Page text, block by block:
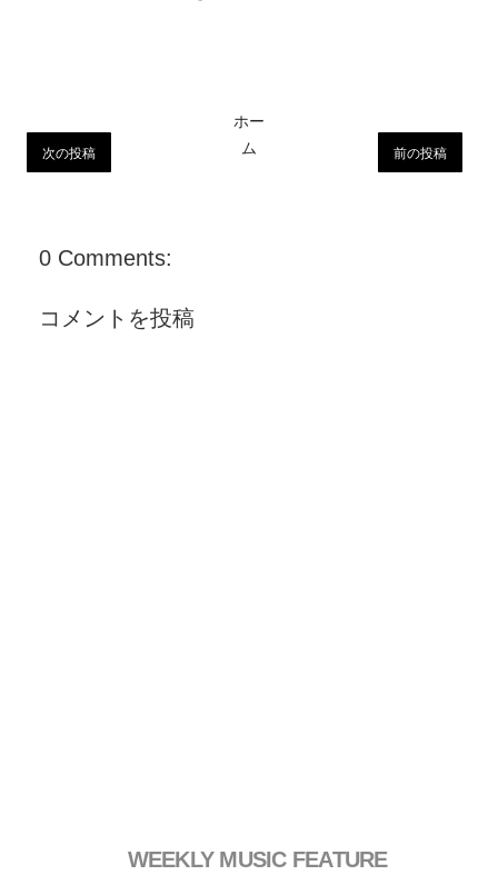
次の投稿 前の投稿
ホー
ム
0 Comments:
コメントを投稿
WEEKLY MUSIC FEATURE